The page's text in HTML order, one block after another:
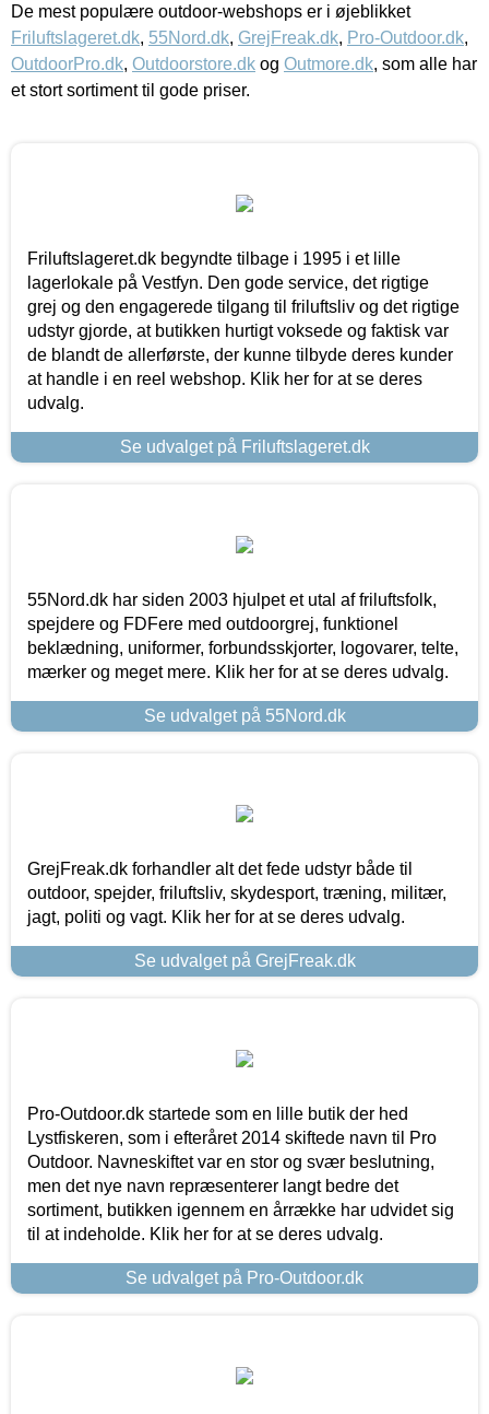
De mest populære outdoor-webshops er i øjeblikket
Friluftslageret.dk, 55Nord.dk, GrejFreak.dk, Pro-Outdoor.dk,
OutdoorPro.dk, Outdoorstore.dk og Outmore.dk, som alle har
et stort sortiment til gode priser.
Friluftslageret.dk begyndte tilbage i 1995 i et lille
lagerlokale på Vestfyn. Den gode service, det rigtige
grej og den engagerede tilgang til friluftsliv og det rigtige
udstyr gjorde, at butikken hurtigt voksede og faktisk var
de blandt de allerførste, der kunne tilbyde deres kunder
at handle i en reel webshop. Klik her for at se deres
udvalg.
Se udvalget på Friluftslageret.dk
55Nord.dk har siden 2003 hjulpet et utal af friluftsfolk,
spejdere og FDFere med outdoorgrej, funktionel
beklædning, uniformer, forbundsskjorter, logovarer, telte,
mærker og meget mere. Klik her for at se deres udvalg.
Se udvalget på 55Nord.dk
GrejFreak.dk forhandler alt det fede udstyr både til
outdoor, spejder, friluftsliv, skydesport, træning, militær,
jagt, politi og vagt. Klik her for at se deres udvalg.
Se udvalget på GrejFreak.dk
Pro-Outdoor.dk startede som en lille butik der hed
Lystfiskeren, som i efteråret 2014 skiftede navn til Pro
Outdoor. Navneskiftet var en stor og svær beslutning,
men det nye navn repræsenterer langt bedre det
sortiment, butikken igennem en årrække har udvidet sig
til at indeholde. Klik her for at se deres udvalg.
Se udvalget på Pro-Outdoor.dk